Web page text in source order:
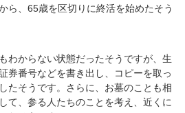
ら、65歳を区切りに終活を始めたそう
わからない状態だったそうですが、生
券番号などを書き出し、コピーを取っ
たそうです。さらに、お墓のことも相
て、参る人たちのことを考え、近くに